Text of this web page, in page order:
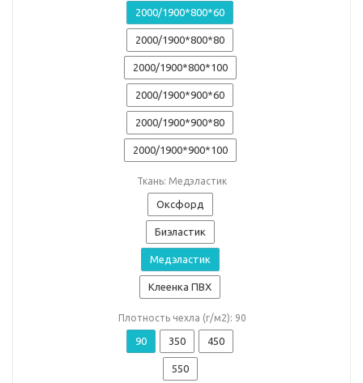
2000/1900*800*60
2000/1900*800*80
2000/1900*800*100
2000/1900*900*60
2000/1900*900*80
2000/1900*900*100
Ткань: Медэластик
Оксфорд
Биэластик
Медэластик
Клеенка ПВХ
Плотность чехла (г/м2): 90
90 350 450
550